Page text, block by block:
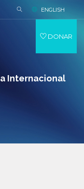
Internacional
ENGLISH
DONAR